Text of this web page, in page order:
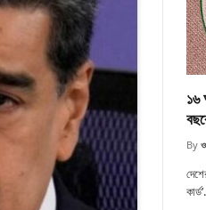
১৬
By